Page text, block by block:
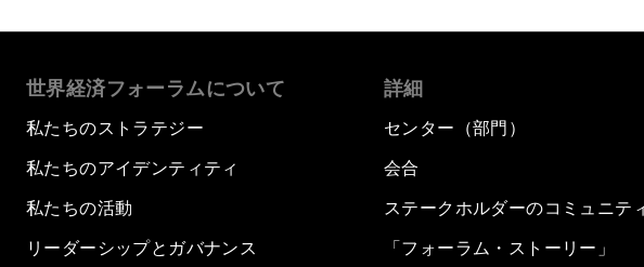
世界経済フォーラムについて
私たちのストラテジー
私たちのアイデンティティ
私たちの活動
リーダーシップとガバナンス
詳細
センター（部門）
会合
ステークホルダーのコミュニテ
「フォーラム・ストーリー」